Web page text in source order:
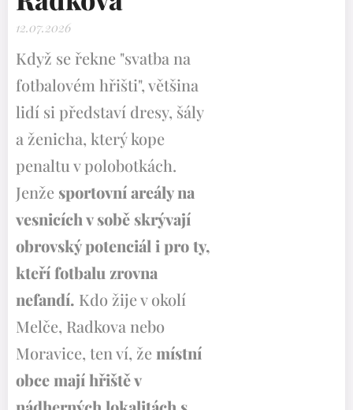
12.07.2026
Když se řekne "svatba na
fotbalovém hřišti", většina
lidí si představí dresy, šály
a ženicha, který kope
penaltu v polobotkách.
Jenže sportovní areály na
vesnicích v sobě skrývají
obrovský potenciál i pro ty,
kteří fotbalu zrovna
nefandí. Kdo žije v okolí
Melče, Radkova nebo
Moravice, ten ví, že místní
obce mají hřiště v